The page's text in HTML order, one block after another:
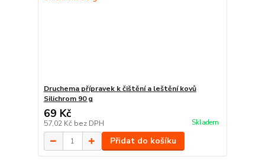
Druchema přípravek k čištění a leštění kovů
Silichrom 90 g
69 Kč
57,02 Kč bez DPH Skladem
Přidat do košíku